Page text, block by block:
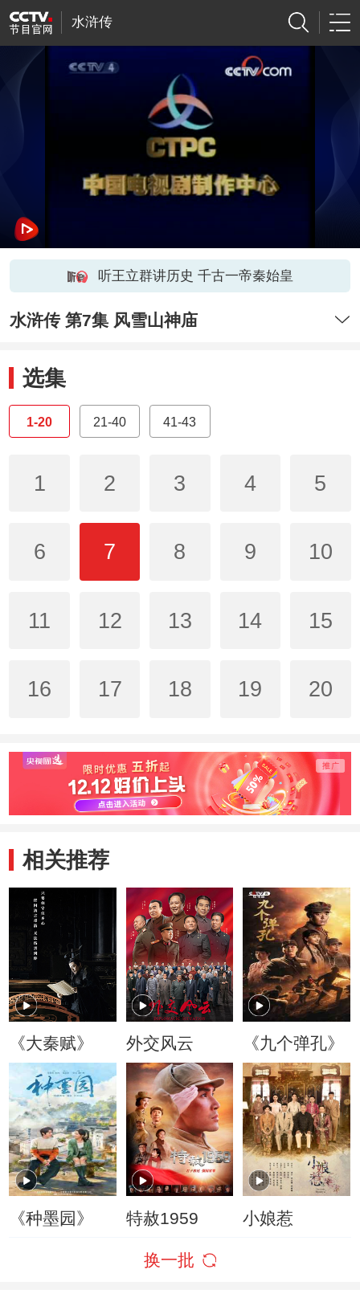
水浒传
听王立群讲历史 千古一帝秦始皇
水浒传 第7集 风雪山神庙
选集
1-20 21-40 41-43
1 2 3 4 5
6 7 8 9 10
11 12 13 14 15
16 17 18 19 20
相关推荐
《大秦赋》 外交风云 《九个弹孔》
《种墨园》 特赦1959 小娘惹
换一批